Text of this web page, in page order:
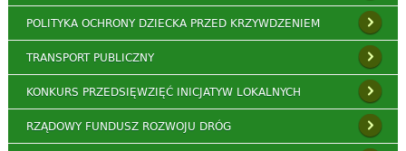
POLITYKA OCHRONY DZIECKA PRZED KRZYWDZENIEM
TRANSPORT PUBLICZNY
KONKURS PRZEDSIĘWZIĘĆ INICJATYW LOKALNYCH
RZĄDOWY FUNDUSZ ROZWOJU DRÓG